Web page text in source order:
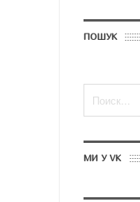
ПОШУК
МИ У VK